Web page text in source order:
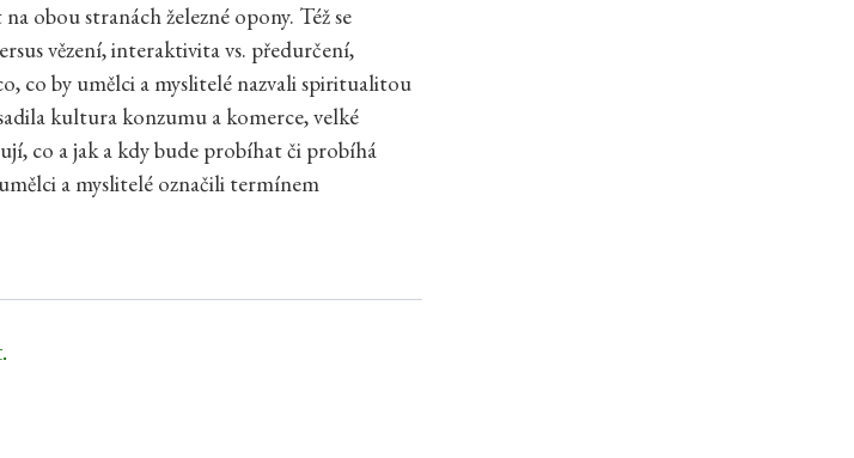
obou stranách železné opony. Též se
vězení, interaktivita vs. předurčení,
co by umělci a myslitelé nazvali spiritualitou
kultura konzumu a komerce, velké
co a jak a kdy bude probíhat či probíhá
a myslitelé označili termínem